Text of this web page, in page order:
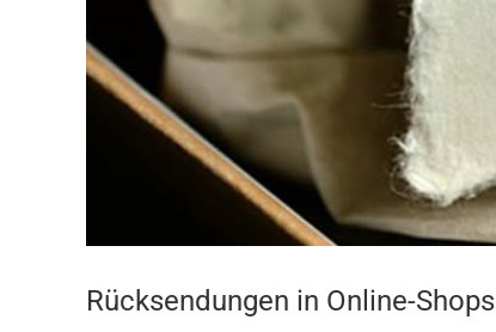
Rücksendungen in Online-Shops